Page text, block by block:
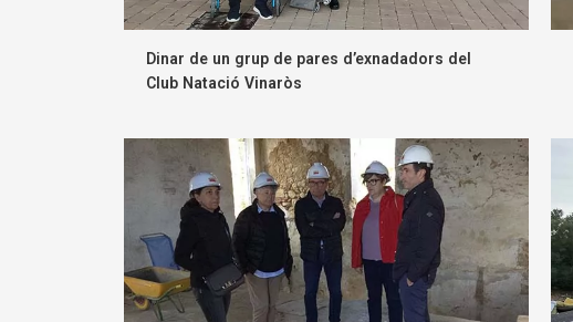
Dinar de un grup de pares d’exnadadors del
Club Natació Vinaròs